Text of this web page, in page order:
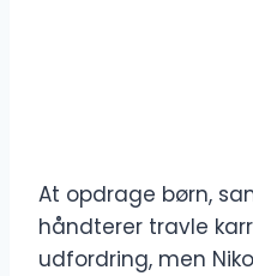
At opdrage børn,
håndterer travle
udfordring, men